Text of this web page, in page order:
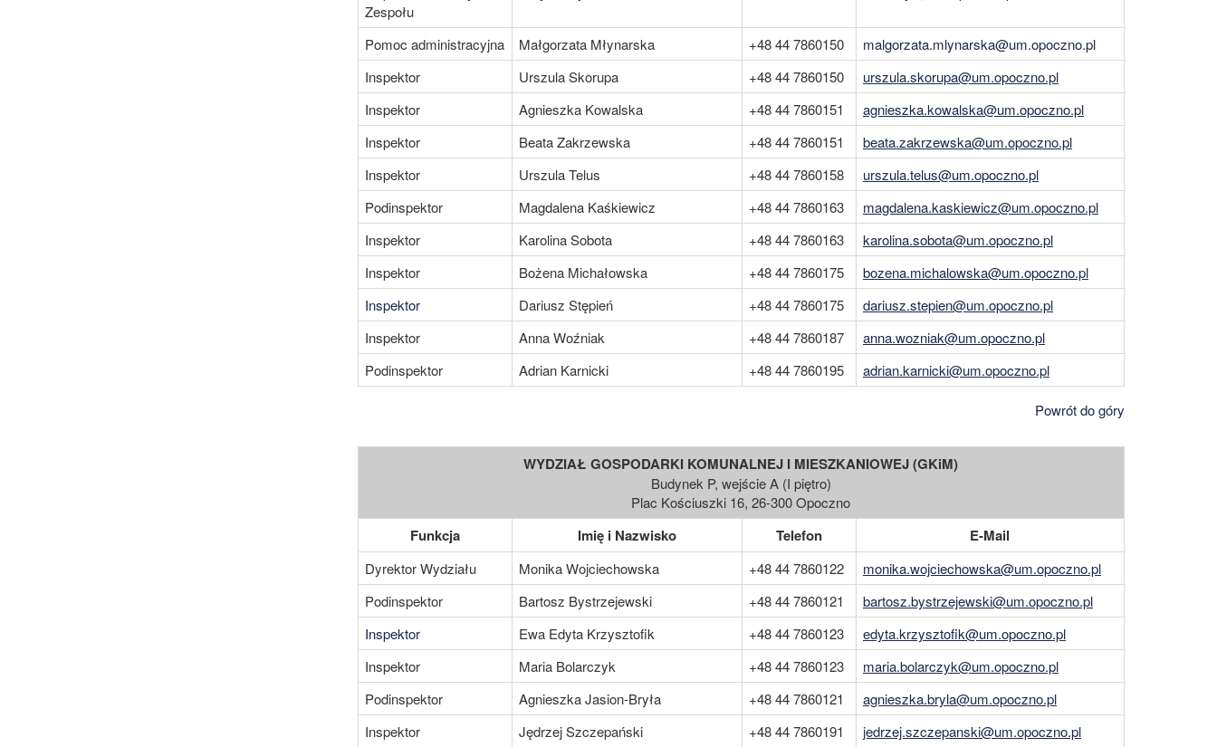
Zespołu
Pomoc administracyjna Małgorzata Młynarska +48 44 7860150
malgorzata.mlynarska@um.opoczno.pl
Inspektor
Urszula Skorupa +48 44 7860150
urszula.skorupa@um.opoczno.pl
Inspektor
Agnieszka Kowalska +48 44 7860151
agnieszka.kowalska@um.opoczno.pl
Inspektor
Beata Zakrzewska +48 44 7860151
beata.zakrzewska@um.opoczno.pl
Inspektor
Urszula Telus +48 44 7860158
urszula.telus@um.opoczno.pl
Podinspektor
Magdalena Kaśkiewicz +48 44 7860163
magdalena.kaskiewicz@um.opoczno.pl
Inspektor
Karolina Sobota +48 44 7860163
karolina.sobota@um.opoczno.pl
Inspektor
Bożena Michałowska +48 44 7860175
bozena.michalowska@um.opoczno.pl
Inspektor
Dariusz Stępień +48 44 7860175
dariusz.stepien@um.opoczno.pl
Inspektor
Anna Woźniak +48 44 7860187
anna.wozniak@um.opoczno.pl
Podinspektor
Adrian Karnicki +48 44 7860195 adrian.karnicki@um.opoczno.pl
Powrót do góry
WYDZIAŁ GOSPODARKI KOMUNALNEJ I MIESZKANIOWEJ (GKiM)
Budynek P, wejście A (I piętro)
Plac Kościuszki 16, 26-300 Opoczno
Funkcja Imię i Nazwisko Telefon E-Mail
Dyrektor Wydziału Monika Wojciechowska +48 44 7860122
monika.wojciechowska@um.opoczno.pl
Podinspektor
Bartosz Bystrzejewski +48 44 7860121
bartosz.bystrzejewski@um.opoczno.pl
Inspektor
Ewa Edyta Krzysztofik +48 44 7860123
edyta.krzysztofik@um.opoczno.pl
Inspektor
Maria Bolarczyk +48 44 7860123
maria.bolarczyk@um.opoczno.pl
Podinspektor
Agnieszka Jasion-Bryła +48 44 7860121
agnieszka.bryla@um.opoczno.pl
Inspektor
Jędrzej Szczepański +48 44 7860191 jedrzej.szczepanski@um.opoczno.pl